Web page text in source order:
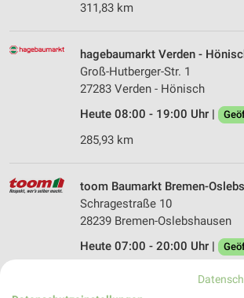
311,83 km
hagebaumarkt Verden -
Groß-Hutberger-Str. 1
27283 Verden - Hönisch
Heute 08:00 - 19:00 Uhr |
285,93 km
toom Baumarkt Bremen-
Schragestraße 10
28239 Bremen-Oslebshausen
Heute 07:00 - 20:00 Uhr |
320,30 km • Angebote: 1